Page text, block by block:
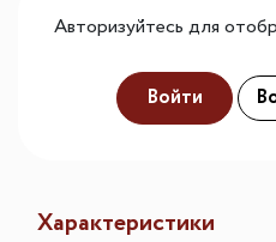
Авторизуйтесь для
Войти
Характеристики